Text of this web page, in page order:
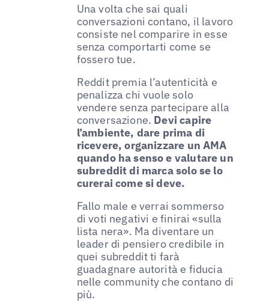
Una volta che sai quali
conversazioni contano, il lavoro
consiste nel comparire in esse
senza comportarti come se
fossero tue.
Reddit premia l’autenticità e
penalizza chi vuole solo
vendere senza partecipare alla
conversazione. Devi capire
l’ambiente, dare prima di
ricevere, organizzare un AMA
quando ha senso e valutare un
subreddit di marca solo se lo
curerai come si deve.
Fallo male e verrai sommerso
di voti negativi e finirai «sulla
lista nera». Ma diventare un
leader di pensiero credibile in
quei subreddit ti farà
guadagnare autorità e fiducia
nelle community che contano di
più.